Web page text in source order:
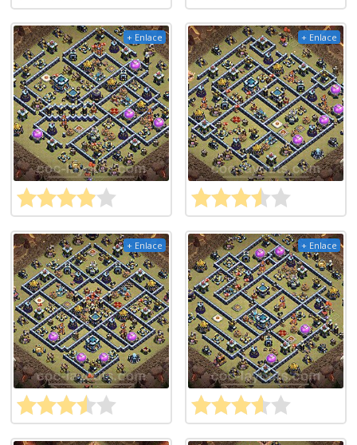
+ Enlace + Enlace
+ Enlace + Enlace